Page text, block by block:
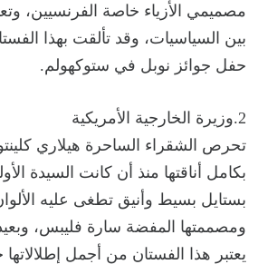
مصميمي الأزياء خاصة الفرنسيين،
بين السياسيات، وقد تألقت بهذا
حفل جوائز نوبل في ستوكهولم.
2.وزيرة الخارجية الأمريكية
تحرص الشقراء الساحرة هيلاري
بكامل أناقتها منذ أن كانت السيدة
بستايل بسيط وأنيق تطغى عليه
ومصممتها المفضة سارة فليبس،
يعتبر هذا الفستان من أجمل إطلالاتها خلال